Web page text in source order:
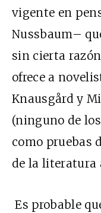
vigente en
Nussbaum–
sin cierta
ofrece a
Knausgård y
(ninguno de
como pruebas
de la literatura
Es probable